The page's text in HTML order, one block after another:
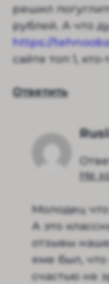
решил
рублей. А что
https://
сайте топ 1,
Ответить
Не
Молодец что
А это
отзывы
яме был,
счастью не